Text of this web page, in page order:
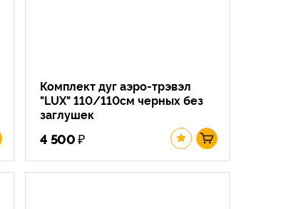
Комплект дуг аэро-трэвэл
"LUX" 110/110см черных без
заглушек
4 500₽